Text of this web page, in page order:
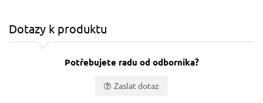
Dotazy k produktu
Potřebujete radu od odborníka?
Zaslat dotaz